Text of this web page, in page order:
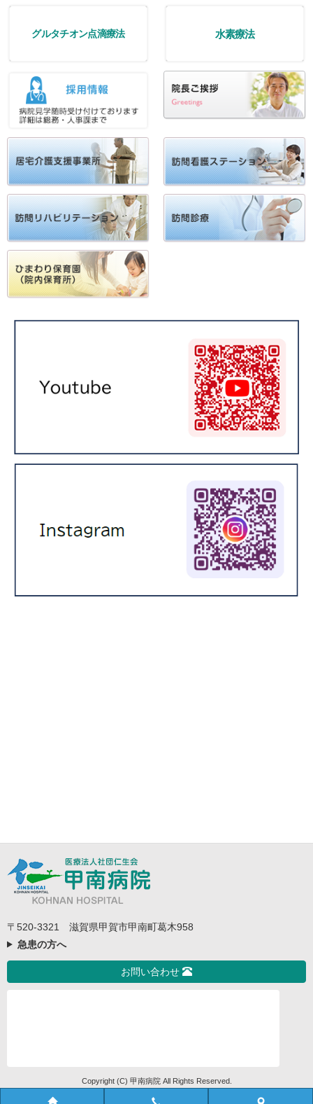
グルタチオン点滴療法 水素療法
〒520-3321 滋賀県甲賀市甲南町葛木958
急患の方へ
お問い合わせ
Copyright (C) 甲南病院 All Rights Reserved.